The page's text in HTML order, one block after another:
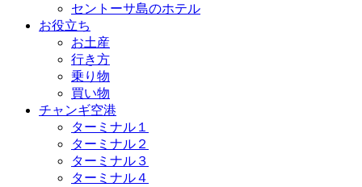
セントーサ島のホテル
お役立ち
お土産
行き方
乗り物
買い物
チャンギ空港
ターミナル１
ターミナル２
ターミナル３
ターミナル４